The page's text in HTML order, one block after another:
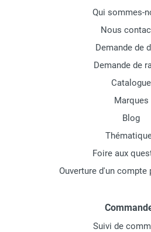
Qui sommes-
Nous
Demande de
Demande de
Catalogue
Marques
Blog
Foire aux
Ouverture d'un compte
Suivi de